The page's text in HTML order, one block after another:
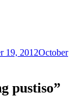
19, 2012October
pustiso”